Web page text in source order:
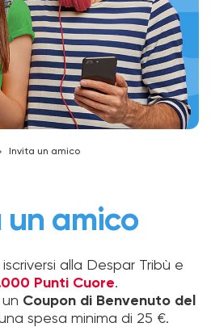
Invita un amico
un amico
alla Despar Tribù e
Punti Cuore.
Coupon di Benvenuto del
spesa minima di 25 €.